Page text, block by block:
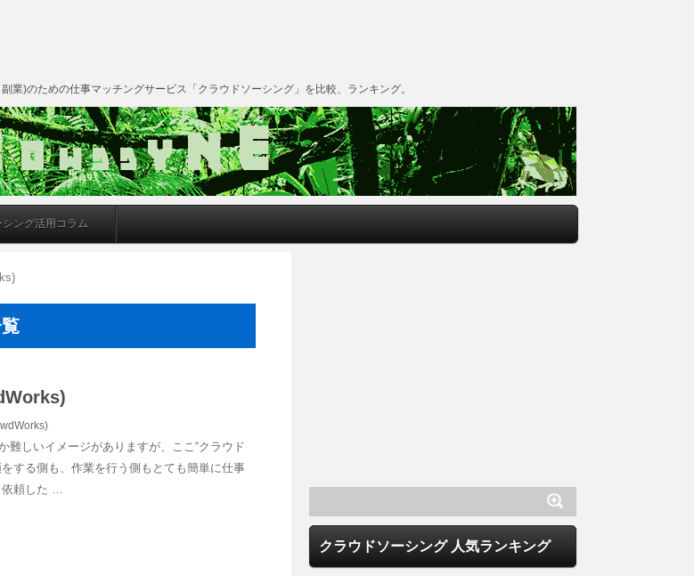
)のための仕事マッチングサービス「クラウドソーシング」を比較、ランキング。
ング活用コラム
難しいイメージがありますが、ここ“クラウド
する側も、作業を行う側もとても簡単に仕事
依頼した …
クラウドソーシング 人気ランキング